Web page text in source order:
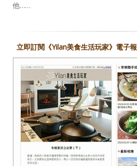
他……
立即訂閱《Yilan美食生活玩家》電子報